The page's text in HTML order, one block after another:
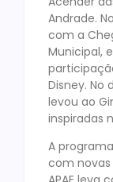
Andrade.
com a
Municipal,
Disney. No
levou ao
inspiradas
A
com novas